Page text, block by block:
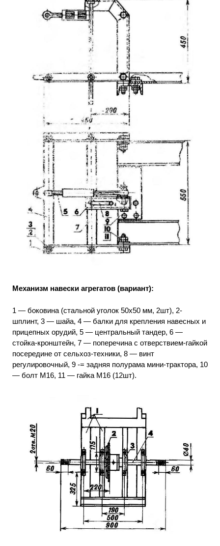
Механизм навески агрегатов (вариант):
1 — боковина (стальной уголок 50х50 мм, 2шт), 2-
шплинт, 3 — шайа, 4 — балки для крепления навесных и
прицепных орудий, 5 — центральный тандер, 6 —
стойка-кронштейн, 7 — поперечина с отверствием-гайкой
посередине от сельхоз-техники, 8 — винт
регулировочный, 9 -= задняя полурама мини-трактора, 10
— болт М16, 11 — гайка М16 (12шт).